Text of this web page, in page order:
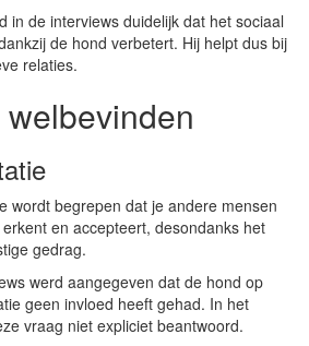
in de interviews duidelijk dat het sociaal
de hond verbetert. Hij helpt dus bij
relaties.
wordt begrepen dat je andere mensen
en accepteert, desondanks het
gedrag.
werd aangegeven dat de hond op
geen invloed heeft gehad. In het
vraag niet expliciet beantwoord.